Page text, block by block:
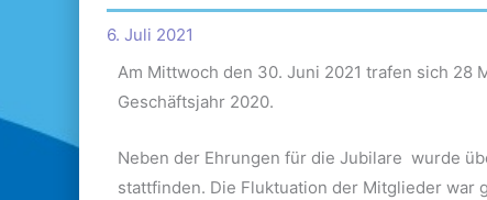
6. Juli 2021
Am Mittwoch den 30. Juni 2021 trafen sich 28
Geschäftsjahr 2020.
Neben der Ehrungen für die Jubilare wurde
stattfinden. Die Fluktuation der Mitglieder war